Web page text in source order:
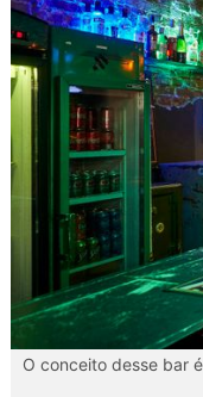
O conceito desse bar